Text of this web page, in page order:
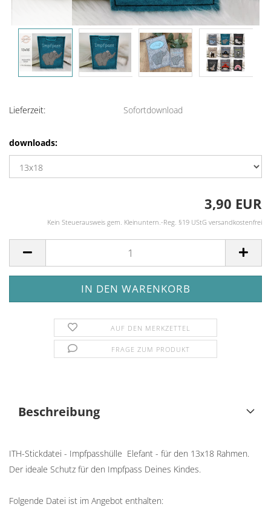
Lieferzeit: Sofortdownload
downloads:
3,90 EUR
Kein Steuerausweis gem. Kleinuntern.-Reg. §19 UStG versandkostenfrei
AUF DEN MERKZETTEL
FRAGE ZUM PRODUKT
Beschreibung
ITH-Stickdatei - Impfpasshülle Elefant - für den 13x18 Rahmen.
Der ideale Schutz für den Impfpass Deines Kindes.
Folgende Datei ist im Angebot enthalten: